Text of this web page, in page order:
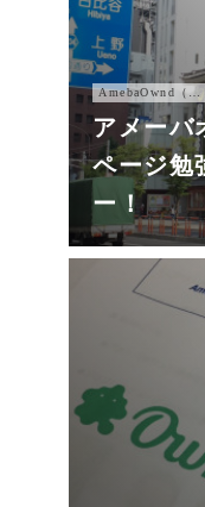
アメーバ
ページ勉
ー！